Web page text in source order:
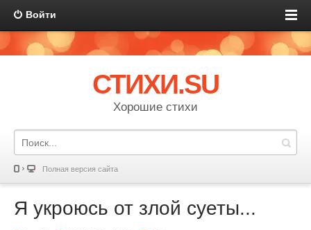
Войти
СТИХИ.SU
Хорошие стихи
Полная версия сайта
Я укроюсь от злой суеты...